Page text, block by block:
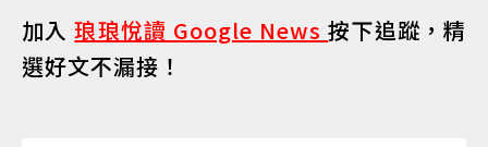
加入琅琅悅讀 Google News按下追蹤，精
選好文不漏接！